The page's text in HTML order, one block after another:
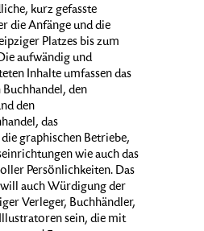
kurz gefasste
die Anfänge und die
Platzes bis zum
aufwändig und
Inhalte umfassen das
Buchhandel, den
den
das
graphischen Betriebe,
wie auch das
Persönlichkeiten. Das
auch Würdigung der
Verleger, Buchhändler,
sein, die mit